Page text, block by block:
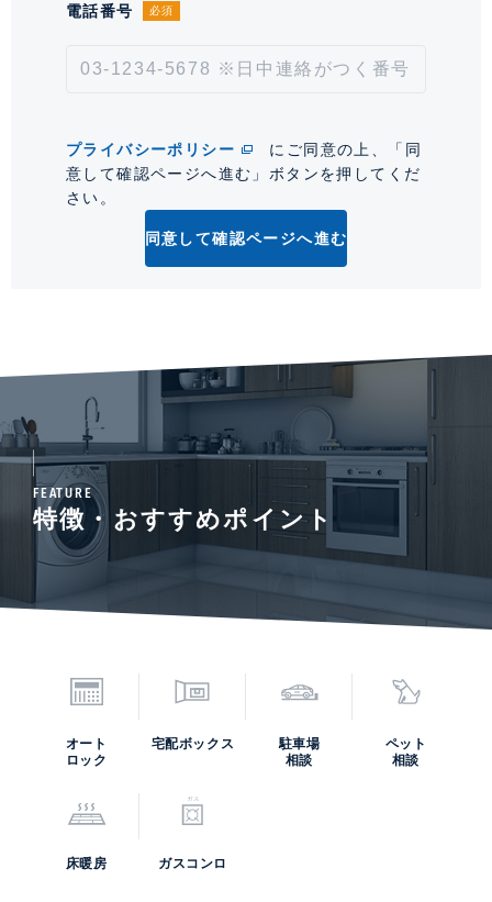
電話番号 必須
プライバシーポリシー
にご同意の上、「同
意して確認ページへ進む」ボタンを押してくだ
さい。
同意して確認ページへ進む
FEATURE
特徴・おすすめポイント
オート
ロック
宅配ボックス
駐車場
相談
ペット
相談
床暖房 ガスコンロ